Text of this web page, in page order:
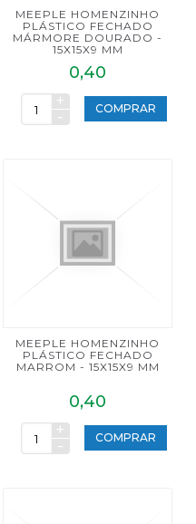
MEEPLE HOMENZINHO
PLÁSTICO FECHADO
MÁRMORE DOURADO -
15X15X9 MM
0,40
+
-
COMPRAR
MEEPLE HOMENZINHO
PLÁSTICO FECHADO
MARROM - 15X15X9 MM
0,40
+
-
COMPRAR